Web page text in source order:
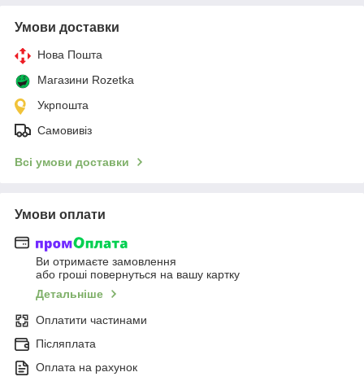
Умови доставки
Нова Пошта
Магазини Rozetka
Укрпошта
Самовивіз
Всі умови доставки
Умови оплати
Ви отримаєте замовлення
або гроші повернуться на вашу картку
Детальніше
Оплатити частинами
Післяплата
Оплата на рахунок